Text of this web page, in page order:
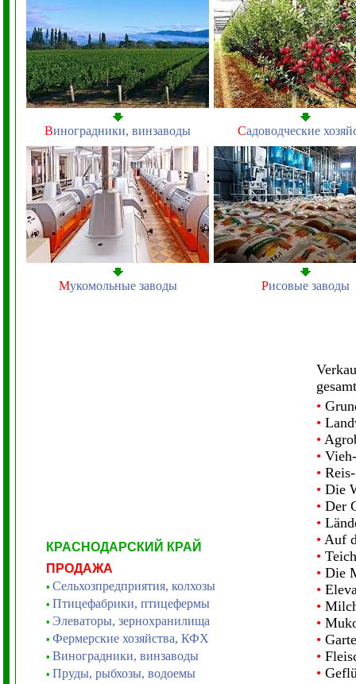
Виноградники, винзаводы Садоводческие
Мукомольные заводы Рисовые заводы
КРАСНОДАРСКИЙ КРАЙ
ПРОДАЖА
• Сельхозпредприятия, колхозы
• Птицефабрики, птицефермы
• Элеваторы, зернохранилища
• Фермерские хозяйства, КФХ
• Виноградники, винзаводы
• Пруды, рыбхозы, водоемы
•
•
•
•
•
• Die
• Der
•
• Auf
•
• Die
•
•
•
•
•
•